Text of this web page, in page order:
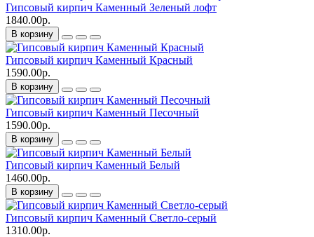
Гипсовый кирпич Каменный Зеленый лофт
1840.00р.
В корзину
Гипсовый кирпич Каменный Красный
1590.00р.
В корзину
Гипсовый кирпич Каменный Песочный
1590.00р.
В корзину
Гипсовый кирпич Каменный Белый
1460.00р.
В корзину
Гипсовый кирпич Каменный Светло-серый
1310.00р.